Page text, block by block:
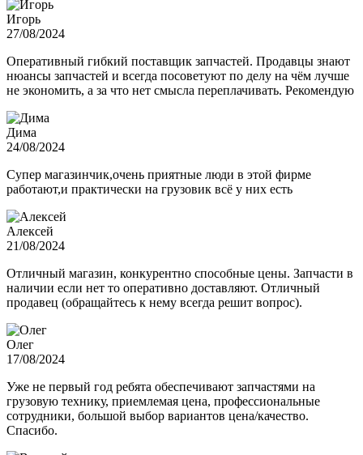
Игорь
27/08/2024
Оперативный гибкий поставщик запчастей. Продавцы знают
нюансы запчастей и всегда посоветуют по делу на чём лучше
не экономить, а за что нет смысла переплачивать. Рекомендую
Дима
24/08/2024
Супер магазинчик,очень приятные люди в этой фирме
работают,и практически на грузовик всё у них есть
Алексей
21/08/2024
Отличный магазин, конкурентно способные цены. Запчасти в
наличии если нет то оперативно доставляют. Отличный
продавец (обращайтесь к нему всегда решит вопрос).
Олег
17/08/2024
Уже не первый год ребята обеспечивают запчастями на
грузовую технику, приемлемая цена, профессиональные
сотрудники, большой выбор вариантов цена/качество.
Спасибо.